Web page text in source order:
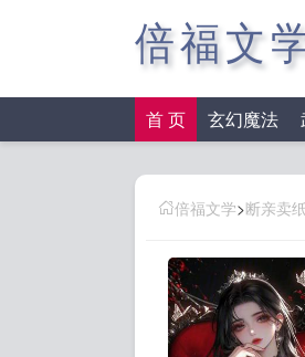
倍福文
首 页 玄幻魔法
倍福文学>断亲卖